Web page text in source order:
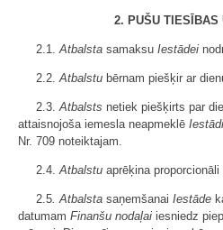
2. PUŠU TIESĪBAS
2.1.Atbalsta samaksu Iestādei
2.2.Atbalstu bērnam piešķir ar
2.3.Atbalsts netiek piešķirts par
attaisnojoša iemesla neapmeklē Iestādi
Nr. 709 noteiktajam.
2.4.Atbalstu aprēķina
2.5. Atbalsta saņemšanai Iestāde
datumam Finanšu nodaļai iesniedz